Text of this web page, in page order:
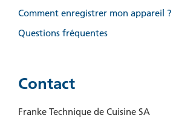
Comment enregistrer mon appareil ?
Questions fréquentes
Contact
Franke Technique de Cuisine SA